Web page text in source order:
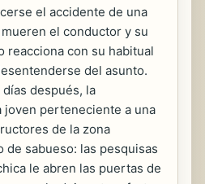
el accidente de una
el conductor y su
reacciona con su habitual
del asunto.
después, la
joven perteneciente a una
de la zona
sabueso: las pesquisas
le abren las puertas de